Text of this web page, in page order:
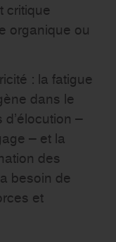
critique
organique ou
: la fatigue
dans le
–
– et la
des
besoin de
et